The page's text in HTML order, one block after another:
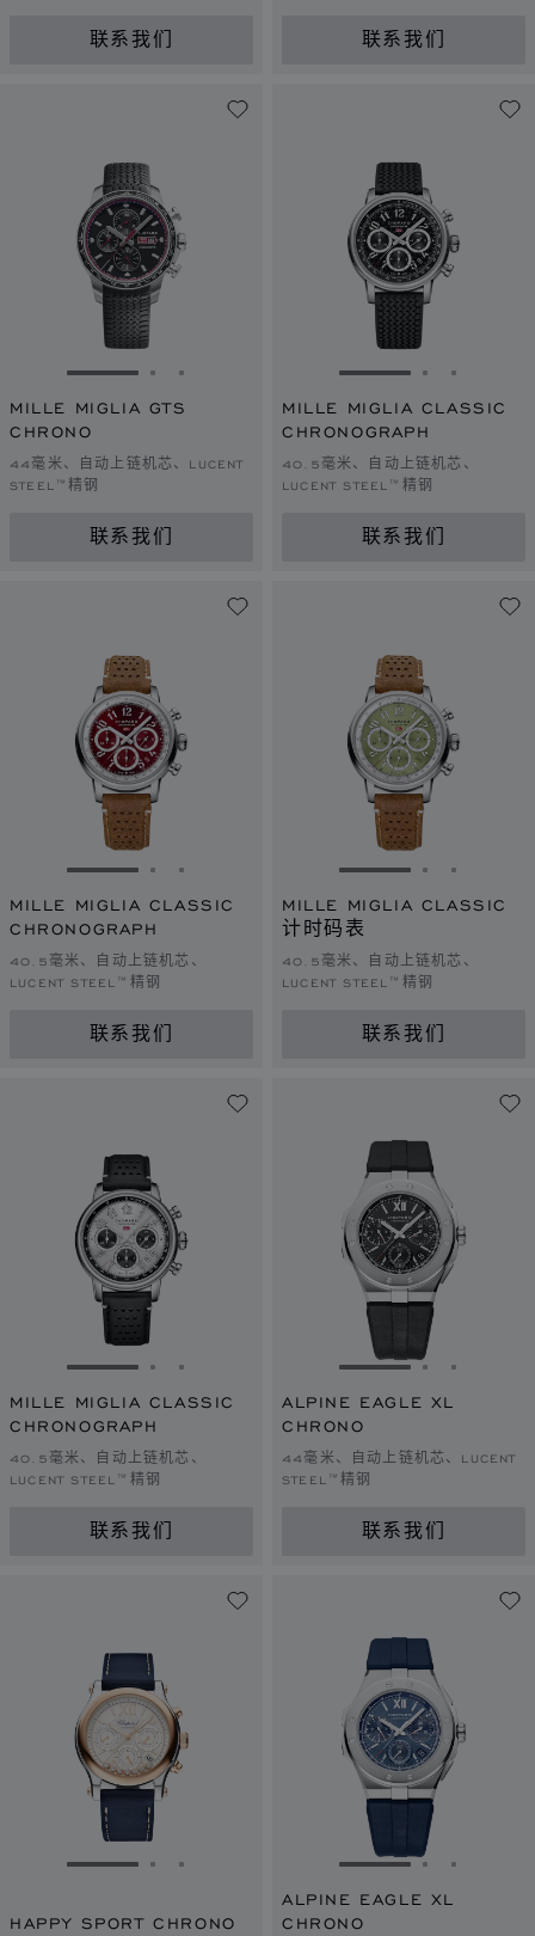
联系我们 联系我们
转到幻灯片 1转到幻灯片 2
转到幻灯片 3
MILLE MIGLIA GTS
CHRONO
44毫米、自动上链机芯、LUCENT
STEEL™精钢
联系我们
转到幻灯片 1转到幻灯
转到幻
MILLE MIGLIA CLASSIC
CHRONOGRAPH
40.5毫米、自动上链机芯、
LUCENT STEEL™精钢
联系我们
转到幻灯片 1转到幻灯片 2
转到幻灯片 3
MILLE MIGLIA CLASSIC
CHRONOGRAPH
40.5毫米、自动上链机芯、
LUCENT STEEL™精钢
联系我们
转到幻灯片 1转到幻灯
转到幻
MILLE MIGLIA CLASSIC
计时码表
40.5毫米、自动上链机芯、
LUCENT STEEL™精钢
联系我们
转到幻灯片 1转到幻灯片 2
转到幻灯片 3
MILLE MIGLIA CLASSIC
CHRONOGRAPH
40.5毫米、自动上链机芯、
LUCENT STEEL™精钢
联系我们
转到幻灯片 1转到幻灯
转到幻
ALPINE EAGLE XL
CHRONO
44毫米、自动上链机芯、LUCENT
STEEL™精钢
联系我们
转到幻灯片 1转到幻灯片 2
转到幻灯片 3
HAPPY SPORT CHRONO
转到幻灯片 1转到幻灯
转到幻
ALPINE EAGLE XL
CHRONO